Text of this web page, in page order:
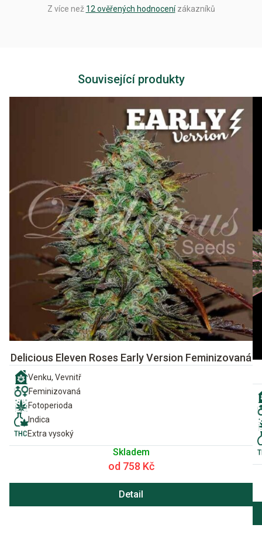
Z více než 12 ověřených hodnocenízákazníků
Související produkty
Delicious Eleven Roses Early Version Feminizovaná
Venku, Vevnitř
Feminizovaná
Fotoperioda
Indica
Extra vysoký
Skladem
od 758 Kč
Detail